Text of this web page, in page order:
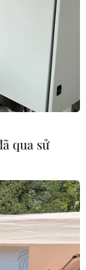
THANH
qua sử